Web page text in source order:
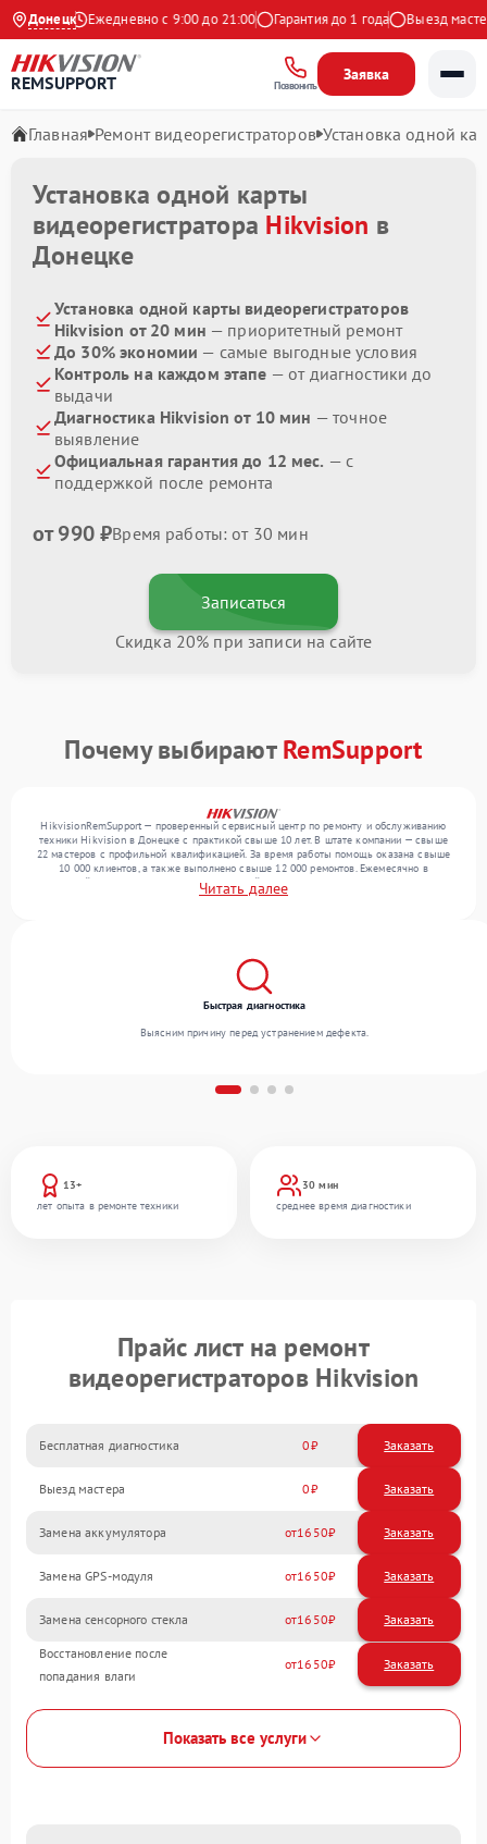
Донецк
Яндекс Ежедневно с 9:00 до 21:00 Гарантия до 1 года Выезд мастера
REMSUPPORT Позвонить
Заявка
Главная Ремонт видеорегистраторов Установка одной
Установка одной карты
видеорегистратора Hikvision в
Донецке
Установка одной карты видеорегистраторов
Hikvision от 20 мин — приоритетный ремонт
До 30% экономии — самые выгодные условия
Контроль на каждом этапе — от диагностики до
выдачи
Диагностика Hikvision от 10 мин — точное
выявление
Официальная гарантия до 12 мес. — с
поддержкой после ремонта
от 990 ₽Время работы: от 30 мин
Записаться
Скидка 20% при записи на сайте
Почему выбираютRemSupport
HikvisionRemSupport — проверенный сервисный центр по ремонту и обслуживанию
техники Hikvision в Донецке с практикой свыше 10 лет. В штате компании — свыше
22 мастеров с профильной квалификацией. За время работы помощь оказана свыше
10 000 клиентов, а также выполнено свыше 12 000 ремонтов. Ежемесячно в
сервисный центр поступает более 300 устройств, включая , , . Мы беремся за задачи
любой сложности и предлагаем стабильный уровень сервиса благодаря
Читать далее
13+
лет опыта в ремонте техники
30 мин
среднее время диагностики
Быстрая диагностика
Выясним причину перед устранением дефекта.
Прайс лист на ремонт
видеорегистраторов Hikvision
Бесплатная диагностика 0 Заказать
Выезд мастера 0 Заказать
Замена аккумулятора 1650
Замена GPS-модуля 1650
Замена сенсорного стекла 1650
Восстановление после
попадания влаги
1650
Показать все услуги